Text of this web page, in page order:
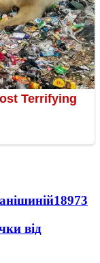
18973
від